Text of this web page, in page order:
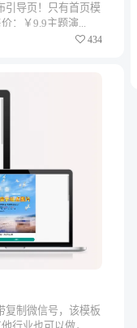
引导页！只有首页模
：￥9.9主题演...
434
复制微信号，该模板